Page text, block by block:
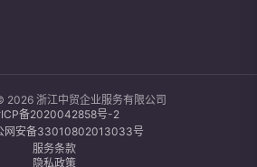
浙江中贸企业服务有限公司
备2020042858号-2
网安备33010802013033号
服务条款
隐私政策